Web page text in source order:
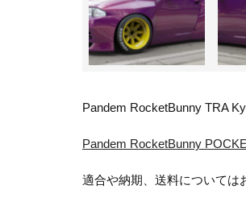
Pandem RocketBunny TRA
Pandem RocketBunny
適合や納期、送料については